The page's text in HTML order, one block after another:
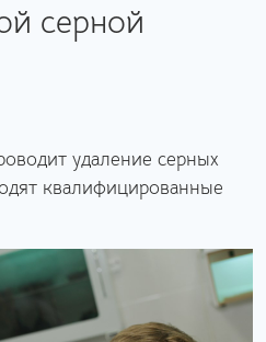
серной
удаление серных
квалифицированные